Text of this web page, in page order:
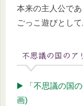
本来の主人公で
ごっこ遊びとし
不思議の国のア
▶️ 「不思議の国
画)